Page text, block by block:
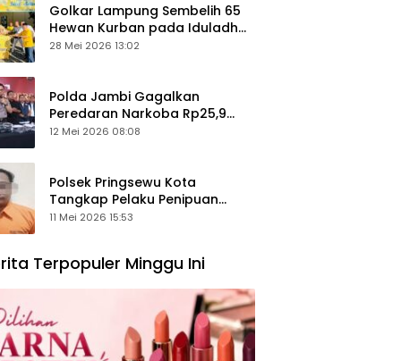
Golkar Lampung Sembelih 65
Hewan Kurban pada Iduladha
1447 Hijriah
28 Mei 2026 13:02
Polda Jambi Gagalkan
Peredaran Narkoba Rp25,9
Miliar, Empat Tersangka
12 Mei 2026 08:08
Polsek Pringsewu Kota
Tangkap Pelaku Penipuan
Mobil, Sempat Kabur ke Jambi
11 Mei 2026 15:53
Terpopuler Minggu Ini